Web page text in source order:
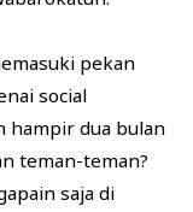
pekan
social
hampir dua bulan
teman-teman?
saja di